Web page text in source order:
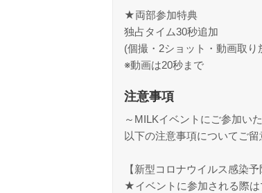
★両部参加特典
独占タイム30秒追加
(個撮・2ショット・動画取り
※動画は20秒まで
注意事項
～MILKイベントにご参加い
以下の注意事項についてご
【新型コロナウイルス感染予
★イベントに参加される際は